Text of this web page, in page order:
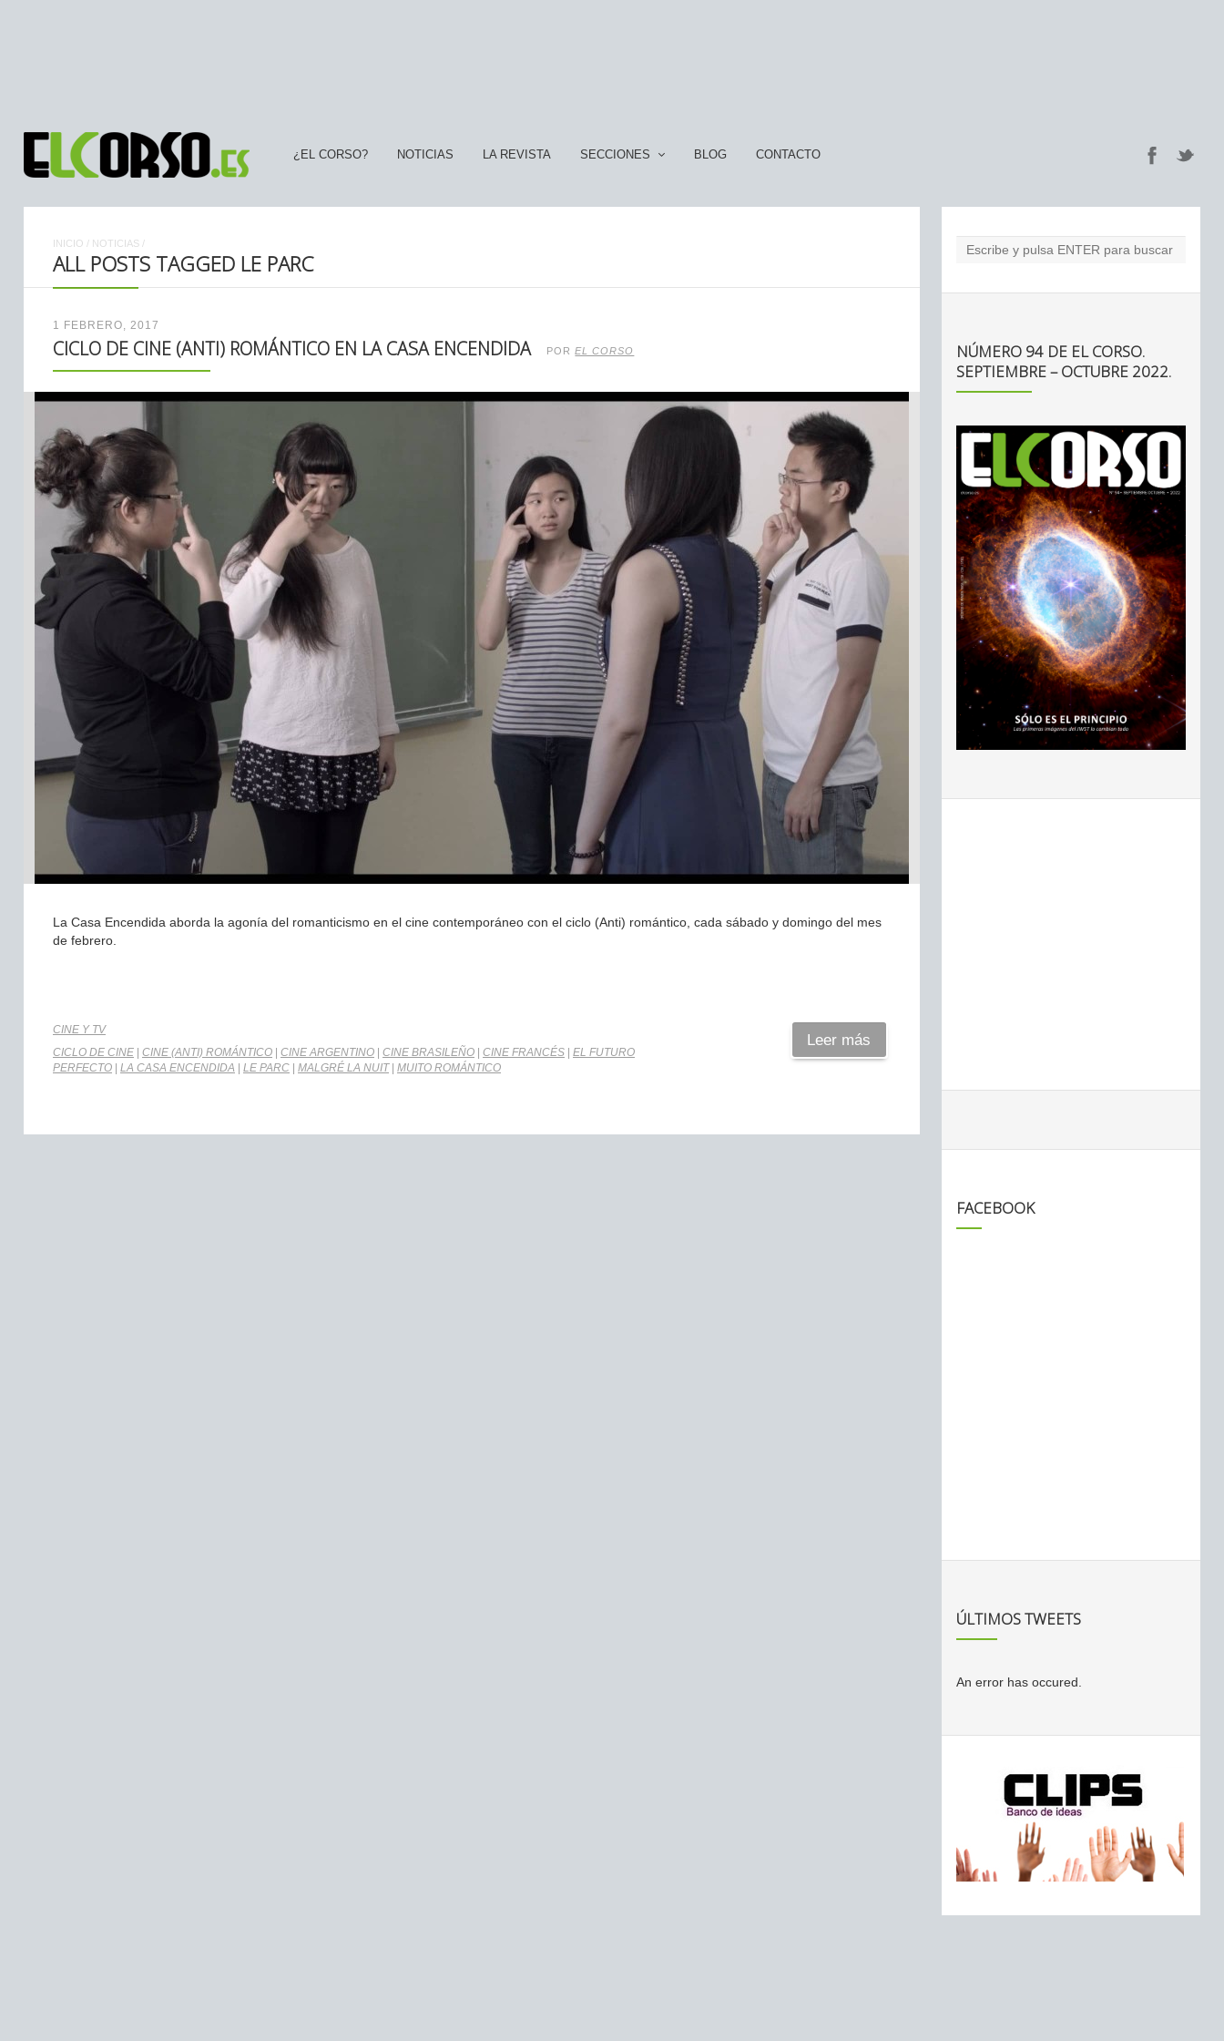
¿EL CORSO? NOTICIAS LA REVISTA SECCIONES BLOG CONTACTO
INICIO / NOTICIAS /
ALL POSTS TAGGED LE PARC
1 FEBRERO, 2017
CICLO DE CINE (ANTI) ROMÁNTICO EN LA CASA ENCENDIDA POREL CORSO
La Casa Encendida aborda la agonía del romanticismo en el cine contemporáneo con el ciclo (Anti) romántico, cada sábado y domingo del mes
de febrero.
CINE Y TV
CICLO DE CINE
CINE (ANTI) ROMÁNTICO CINE ARGENTINO CINE BRASILEÑO CINE FRANCÉS
EL FUTURO
PERFECTO
LA CASA ENCENDIDA LE PARC MALGRÉ LA NUIT| MUITO ROMÁNTICO
Leer más
NÚMERO 94 DE EL CORSO.
SEPTIEMBRE – OCTUBRE 2022.
FACEBOOK
ÚLTIMOS TWEETS
An error has occured.